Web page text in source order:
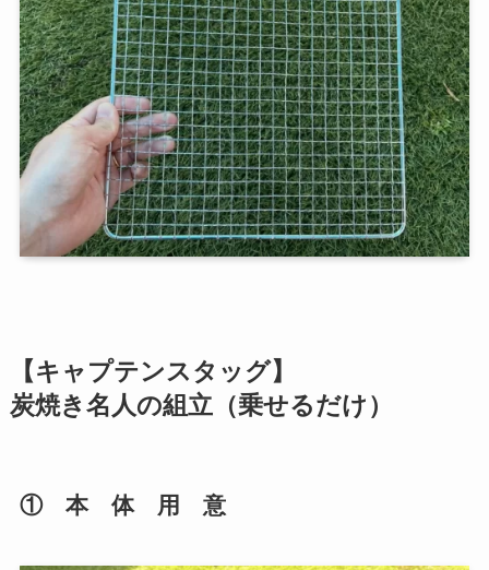
【キャプテンスタッグ】
炭焼き名人の組立（乗せるだけ）
① 本 体 用 意